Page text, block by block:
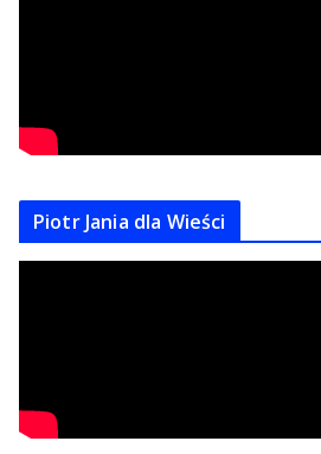
Piotr Jania dla Wieści